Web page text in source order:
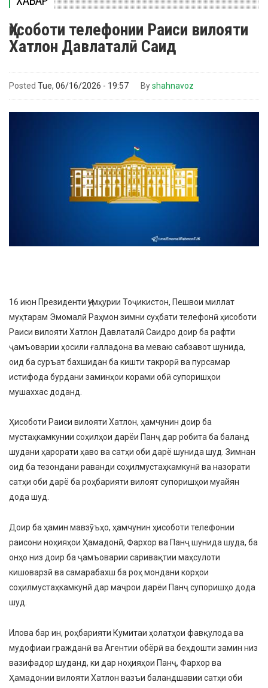
Ҳисоботи телефонии Раиси вилояти
Хатлон Давлаталӣ Саид
Posted Tue, 06/16/2026 - 19:57 Byshahnavoz
16 июн Президенти Ҷумҳурии Тоҷикистон, Пешвои миллат
муҳтарам Эмомалӣ Раҳмон зимни суҳбати телефонӣ ҳисоботи
Раиси вилояти Хатлон Давлаталӣ Саидро доир ба рафти
ҷамъоварии ҳосили ғалладона ва меваю сабзавот шунида,
оид ба суръат бахшидан ба кишти такрорӣ ва пурсамар
истифода бурдани заминҳои корами обӣ супоришҳои
мушаххас доданд.
Ҳисоботи Раиси вилояти Хатлон, ҳамчунин доир ба
мустаҳкамкунии соҳилҳои дарёи Панҷ дар робита ба баланд
шудани ҳарорати ҳаво ва сатҳи оби дарё шунида шуд. Зимнан
оид ба тезондани раванди соҳилмустаҳкамкунӣ ва назорати
сатҳи оби дарё ба роҳбарияти вилоят супоришҳои муайян
дода шуд.
Доир ба ҳамин мавзӯъҳо, ҳамчунин ҳисоботи телефонии
раисони ноҳияҳои Ҳамадонӣ, Фархор ва Панҷ шунида шуда, ба
онҳо низ доир ба ҷамъоварии саривақтии маҳсулоти
кишоварзӣ ва самарабахш ба роҳ мондани корҳои
соҳилмустаҳкамкунӣ дар маҷрои дарёи Панҷ супоришҳо дода
шуд.
Илова бар ин, роҳбарияти Кумитаи ҳолатҳои фавқулода ва
мудофиаи гражданӣ ва Агентии обёрӣ ва беҳдошти замин низ
вазифадор шуданд, ки дар ноҳияҳои Панҷ, Фархор ва
Ҳамадонии вилояти Хатлон вазъи баландшавии сатҳи оби